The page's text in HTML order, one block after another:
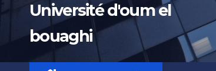
Université d'oum el
bouaghi